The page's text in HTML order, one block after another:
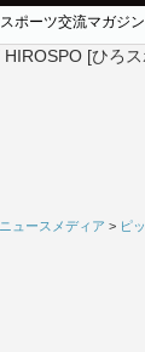
ポーツ交流マガジン
ュースメディア > ピ